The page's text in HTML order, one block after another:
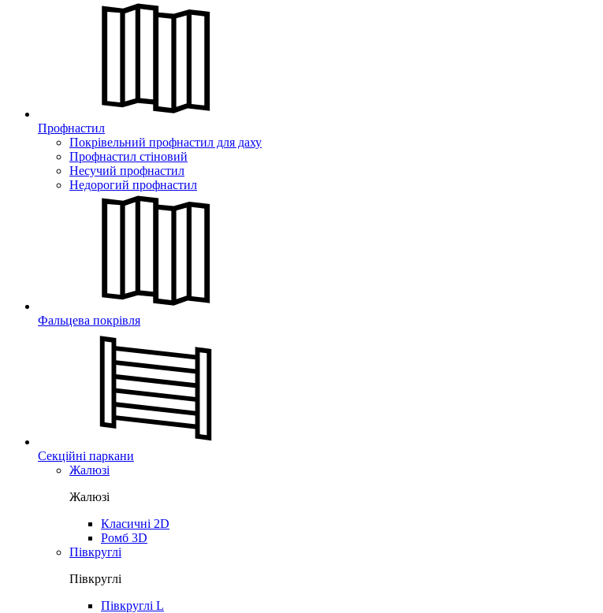
Профнастил
Покрівельний профнастил для даху
Профнастил стіновий
Несучий профнастил
Недорогий профнастил
Фальцева покрівля
Секційні паркани
Жалюзі
Жалюзі
Класичні 2D
Ромб 3D
Півкруглі
Півкруглі
Півкруглі L